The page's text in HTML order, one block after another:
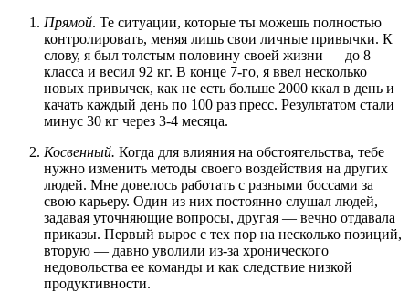
Прямой. Те ситуации, которые ты можешь полностью
контролировать, меняя лишь свои личные привычки. К
слову, я был толстым половину своей жизни — до 8
класса и весил 92 кг. В конце 7-го, я ввел несколько
новых привычек, как не есть больше 2000 ккал в день и
качать каждый день по 100 раз пресс. Результатом стали
минус 30 кг через 3-4 месяца.
Косвенный. Когда для влияния на обстоятельства, тебе
нужно изменить методы своего воздействия на других
людей. Мне довелось работать с разными боссами за
свою карьеру. Один из них постоянно слушал людей,
задавая уточняющие вопросы, другая — вечно отдавала
приказы. Первый вырос с тех пор на несколько позиций,
вторую — давно уволили из-за хронического
недовольства ее команды и как следствие низкой
продуктивности.